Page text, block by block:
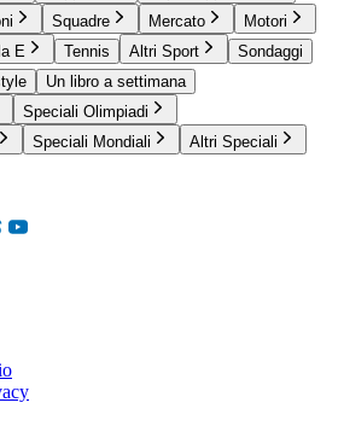
Squadre Mercato
Motori
E Tennis Altri Sport
Sondaggi
Un libro a settimana
Speciali Olimpiadi
Speciali Mondiali Altri Speciali